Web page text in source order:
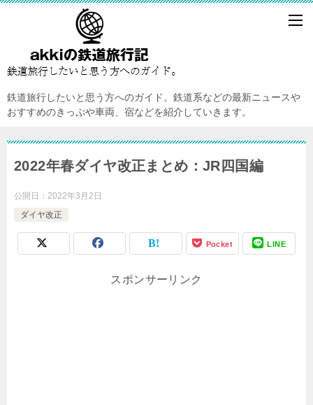
鉄道旅行したいと思う方へのガイド。鉄道系などの最新ニュースや
おすすめのきっぷや車両、宿などを紹介していきます。
2022年春ダイヤ改正まとめ：JR四国編
公開日： 2022年3月2日
ダイヤ改正
Pocket LINE
スポンサーリンク